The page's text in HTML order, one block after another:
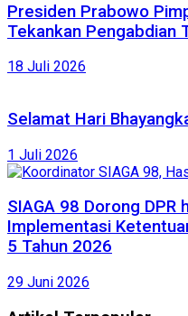
Presiden Prabowo
Tekankan Pengabdian
18 Juli 2026
Selamat Hari
1 Juli 2026
SIAGA 98 Dorong
Implementasi
5 Tahun 2026
29 Juni 2026